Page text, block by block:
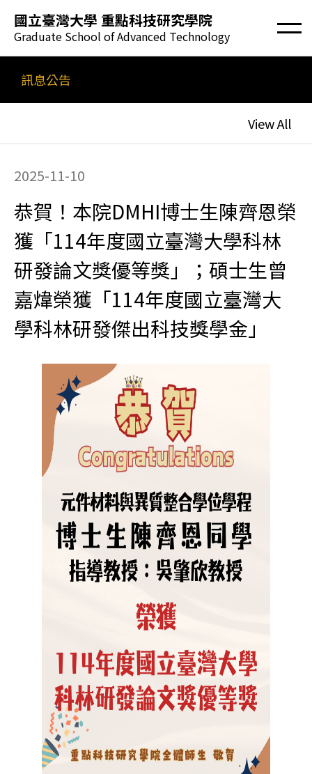
國立臺灣大學 重點科技研究學院
Graduate School of Advanced Technology
訊息公告
View All
2025-11-10
恭賀！本院DMHI博士生陳齊恩榮
獲「114年度國立臺灣大學科林
研發論文獎優等獎」；碩士生曾
嘉煒榮獲「114年度國立臺灣大
學科林研發傑出科技獎學金」